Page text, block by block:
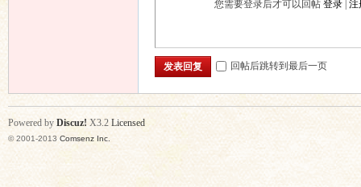
您需要登录后才可以回帖 登录 注
发表回复 回帖后跳转到最后一页
Powered by Discuz! X3.2 Licensed
© 2001-2013Comsenz Inc.